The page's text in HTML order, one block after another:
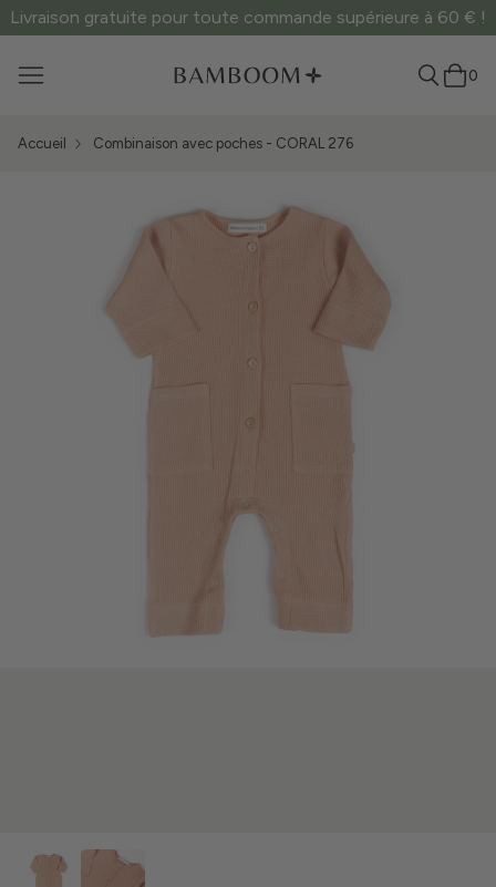
Livraison gratuite pour toute commande supérieure à 60 € !
0
Accueil Combinaison avec poches - CORAL 276